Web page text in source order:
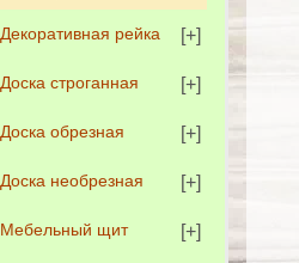
Декоративная рейка
Доска строганная
Доска обрезная
Доска необрезная
Мебельный щит